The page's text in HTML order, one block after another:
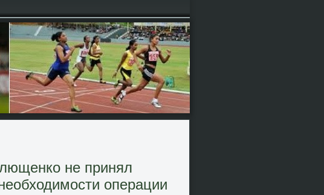
не принял
операции